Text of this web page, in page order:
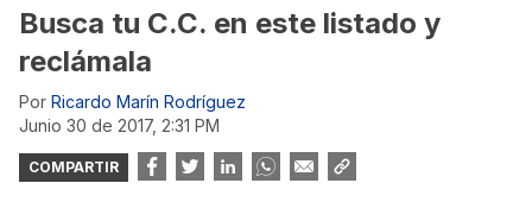
Busca tu C.C. en este listado y
reclámala
Por Ricardo Marín Rodríguez
junio 30 de 2017, 2:31 PM
COMPARTIR